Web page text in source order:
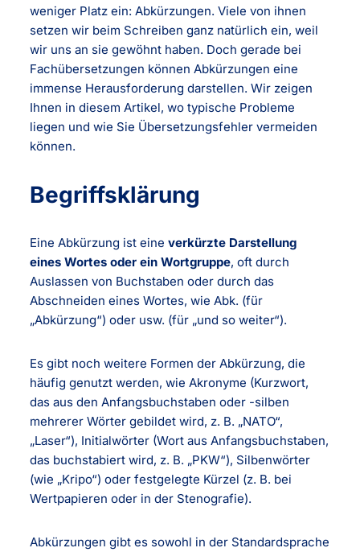
weniger Platz ein: Abkürzungen. Viele von ihnen
setzen wir beim Schreiben ganz natürlich ein, weil
wir uns an sie gewöhnt haben. Doch gerade bei
Fachübersetzungen können Abkürzungen eine
immense Herausforderung darstellen. Wir zeigen
Ihnen in diesem Artikel, wo typische Probleme
liegen und wie Sie Übersetzungsfehler vermeiden
können.
Begriffsklärung
Eine Abkürzung ist eineverkürzte Darstellung
eines Wortes oder ein Wortgruppe, oft durch
Auslassen von Buchstaben oder durch das
Abschneiden eines Wortes, wie Abk. (für
„Abkürzung“) oder usw. (für „und so weiter“).
Es gibt noch weitere Formen der Abkürzung, die
häufig genutzt werden, wie Akronyme (Kurzwort,
das aus den Anfangsbuchstaben oder -silben
mehrerer Wörter gebildet wird, z. B. „NATO“,
„Laser“), Initialwörter (Wort aus Anfangsbuchstaben,
das buchstabiert wird, z. B. „PKW“), Silbenwörter
(wie „Kripo“) oder festgelegte Kürzel (z. B. bei
Wertpapieren oder in der Stenografie).
Abkürzungen gibt es sowohl in der Standardsprache